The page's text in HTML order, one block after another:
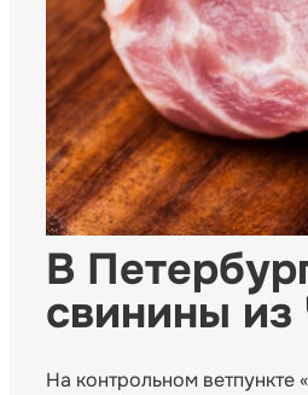
В
свинины из
На контрольном